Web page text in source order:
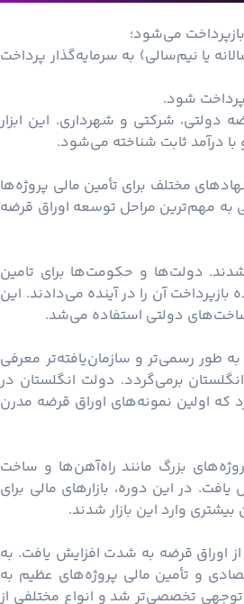
می‌شود؛
یا نیم‌سالی) به سرمایه‌گذار پرداخت
شود.
دولتی، شرکتی و شهرداری. این ابزار
با درآمد ثابت شناخته می‌شود.
مختلف برای تأمین مالی پروژه‌ها
مهم‌ترین مراحل توسعه اوراق قرضه
دولت‌ها و حکومت‌ها برای تامین
آن را در آینده می‌دادند. این
دولتی استفاده می‌شد.
به طور رسمی‌تر و سازمان‌یافته‌تر معرفی
برمی‌گردد. دولت انگلستان در
کرد که اولین نمونه‌های اوراق قرضه مدرن
پروژه‌های بزرگ مانند راه‌آهن‌ها و ساخت
در این دوره، بازارهای مالی برای
وارد این بازار شدند.
از اوراق قرضه به شدت افزایش یافت. به
و تأمین مالی پروژه‌های عظیم به
تخصصی‌تر شد و انواع مختلفی از